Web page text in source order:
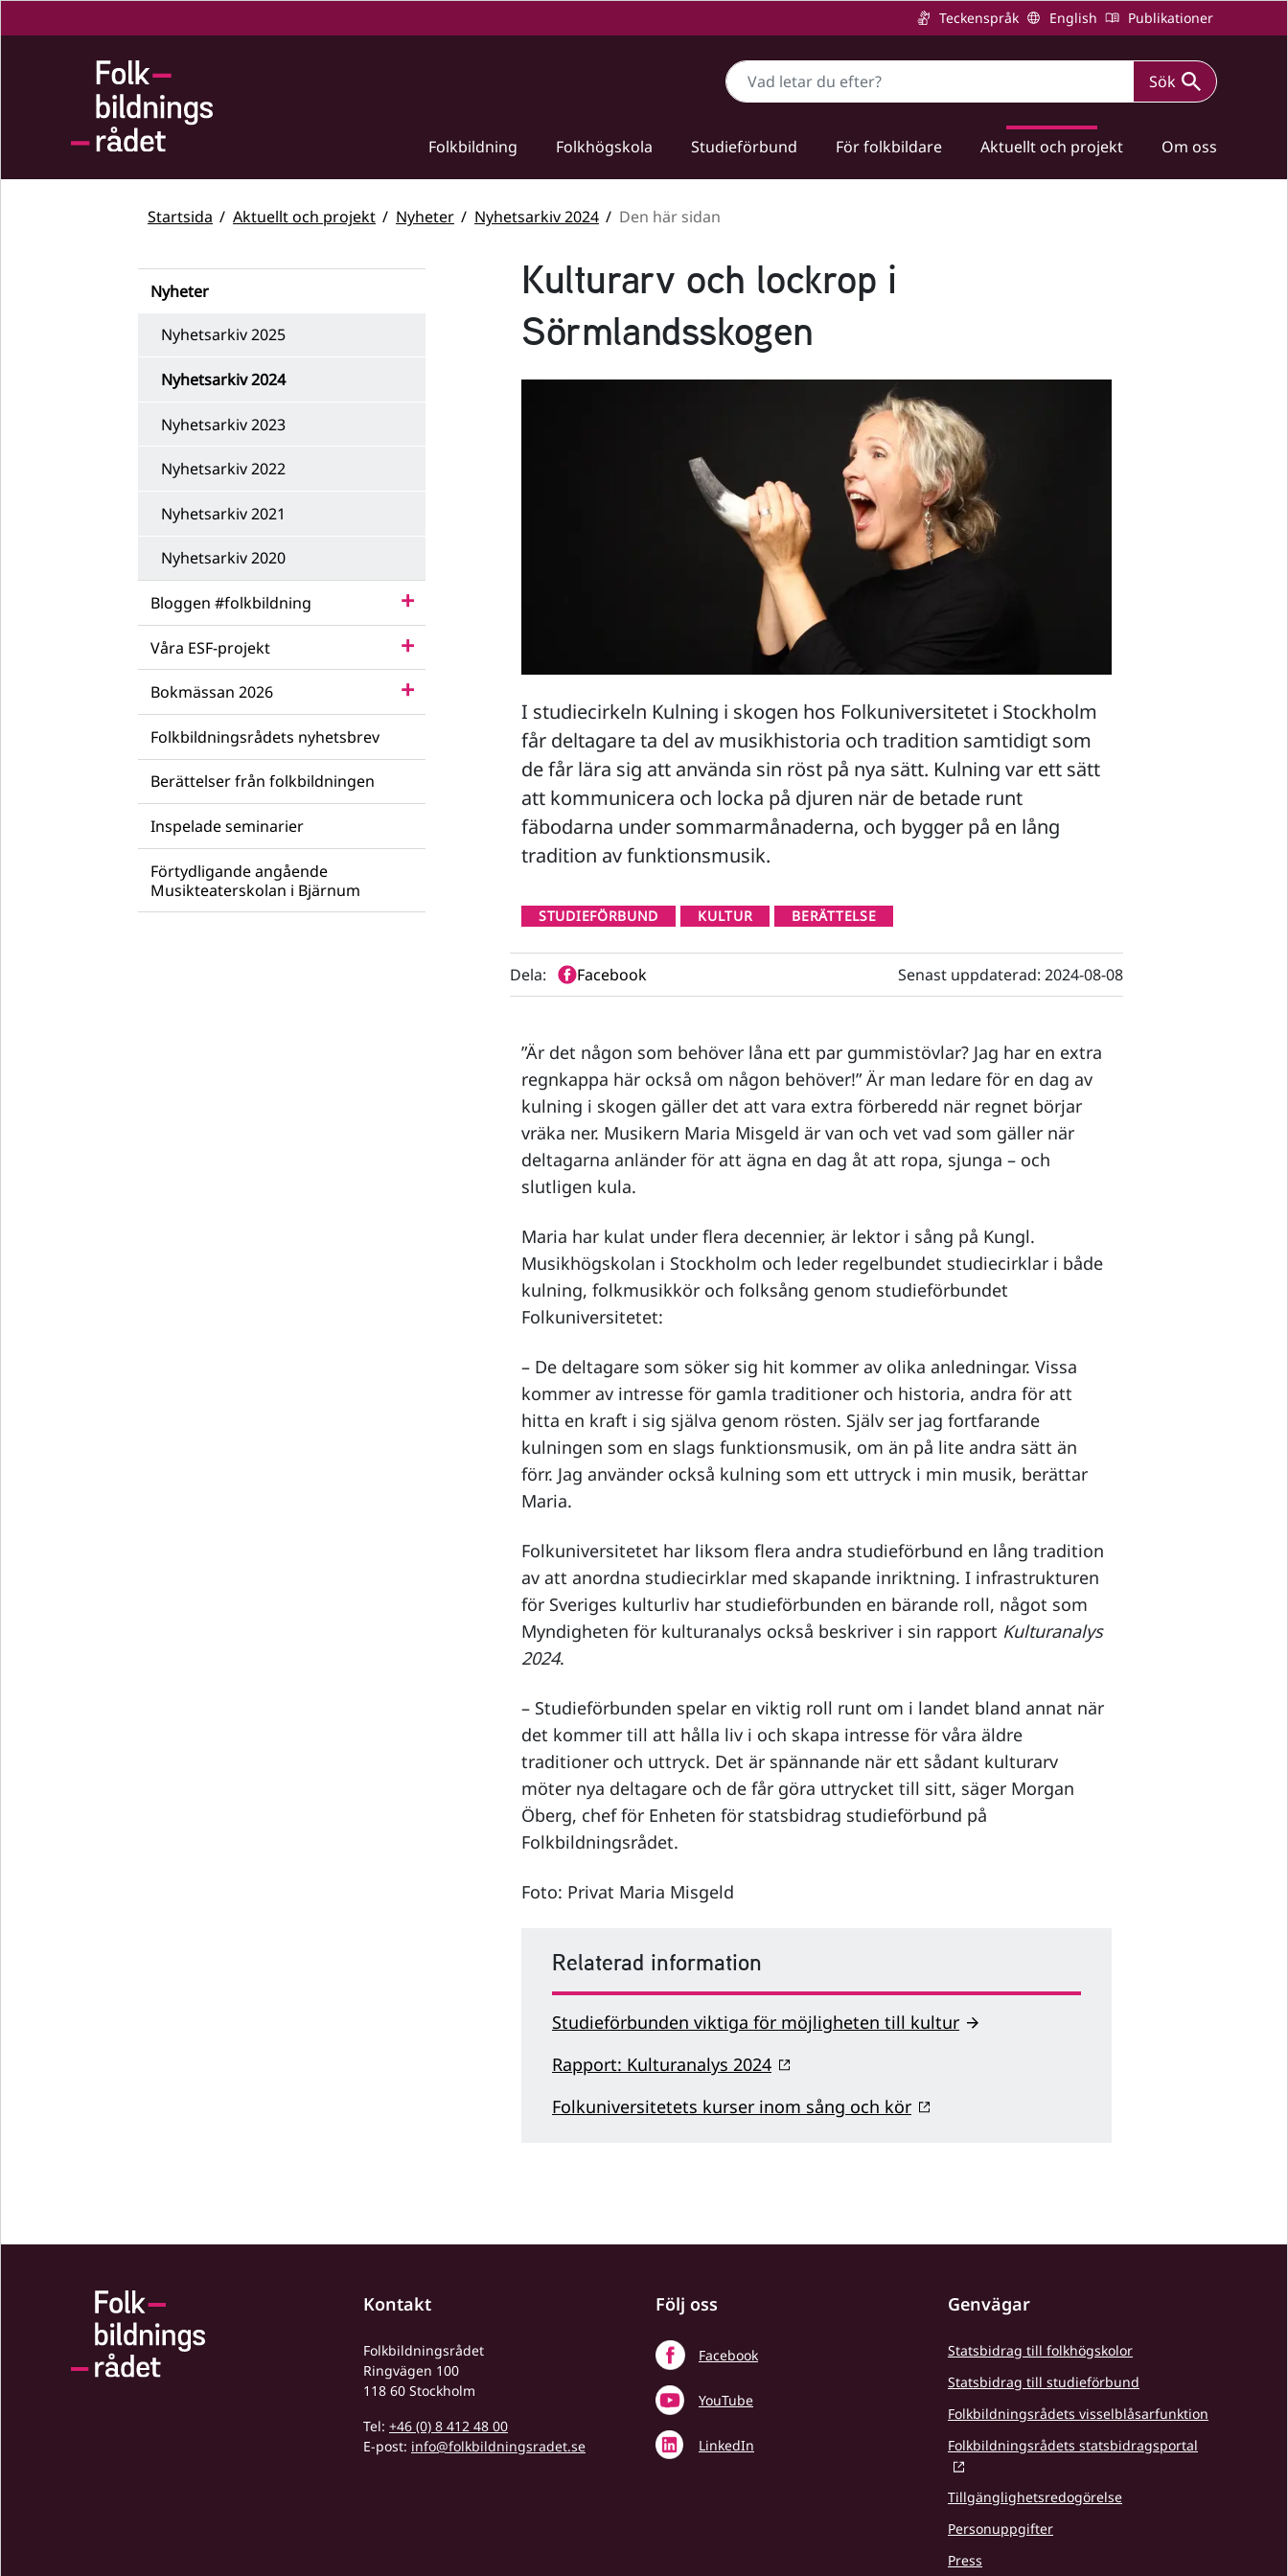
Teckenspråk English Publikationer
Sök Sök
Folkbildning Folkhögskola Studieförbund För folkbildare Aktuellt och projekt Om oss
Startsida Aktuellt och projekt Nyheter Nyhetsarkiv 2024 Den här sidan
Nyheter
Nyhetsarkiv 2025
Nyhetsarkiv 2024
Nyhetsarkiv 2023
Nyhetsarkiv 2022
Nyhetsarkiv 2021
Nyhetsarkiv 2020
Bloggen #folkbildning
Våra ESF-projekt
Bokmässan 2026
Folkbildningsrådets nyhetsbrev
Berättelser från folkbildningen
Inspelade seminarier
Förtydligande angående
Musikteaterskolan i Bjärnum
Kulturarv och lockrop i
Sörmlandsskogen
I studiecirkeln Kulning i skogen hos Folkuniversitetet i Stockholm
får deltagare ta del av musikhistoria och tradition samtidigt som
de får lära sig att använda sin röst på nya sätt. Kulning var ett sätt
att kommunicera och locka på djuren när de betade runt
fäbodarna under sommarmånaderna, och bygger på en lång
tradition av funktionsmusik.
STUDIEFÖRBUND KULTUR BERÄTTELSE
Dela: Facebook Senast uppdaterad: 2024-08-08
”Är det någon som behöver låna ett par gummistövlar? Jag har en extra
regnkappa här också om någon behöver!” Är man ledare för en dag av
kulning i skogen gäller det att vara extra förberedd när regnet börjar
vräka ner. Musikern Maria Misgeld är van och vet vad som gäller när
deltagarna anländer för att ägna en dag åt att ropa, sjunga – och
slutligen kula.
Maria har kulat under flera decennier, är lektor i sång på Kungl.
Musikhögskolan i Stockholm och leder regelbundet studiecirklar i både
kulning, folkmusikkör och folksång genom studieförbundet
Folkuniversitetet:
– De deltagare som söker sig hit kommer av olika anledningar. Vissa
kommer av intresse för gamla traditioner och historia, andra för att
hitta en kraft i sig själva genom rösten. Själv ser jag fortfarande
kulningen som en slags funktionsmusik, om än på lite andra sätt än
förr. Jag använder också kulning som ett uttryck i min musik, berättar
Maria.
Folkuniversitetet har liksom flera andra studieförbund en lång tradition
av att anordna studiecirklar med skapande inriktning. I infrastrukturen
för Sveriges kulturliv har studieförbunden en bärande roll, något som
Myndigheten för kulturanalys också beskriver i sin rapport Kulturanalys
2024.
– Studieförbunden spelar en viktig roll runt om i landet bland annat när
det kommer till att hålla liv i och skapa intresse för våra äldre
traditioner och uttryck. Det är spännande när ett sådant kulturarv
möter nya deltagare och de får göra uttrycket till sitt, säger Morgan
Öberg, chef för Enheten för statsbidrag studieförbund på
Folkbildningsrådet.
Foto: Privat Maria Misgeld
Relaterad information
Studieförbunden viktiga för möjligheten till kultur
Rapport: Kulturanalys 2024
Folkuniversitetets kurser inom sång och kör
Kontakt
Folkbildningsrådet
Ringvägen 100
118 60 Stockholm
Tel: +46 (0) 8 412 48 00
E-post: info@folkbildningsradet.se
Följ oss
Facebook
YouTube
LinkedIn
Genvägar
Statsbidrag till folkhögskolor
Statsbidrag till studieförbund
Folkbildningsrådets visselblåsarfunktion
Folkbildningsrådets statsbidragsportal
Tillgänglighetsredogörelse
Personuppgifter
Press